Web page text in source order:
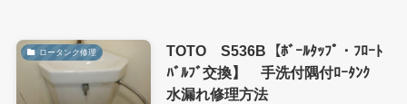
ロータンク修理
TOTO S536B【ﾎﾞｰﾙﾀｯﾌﾟ・ﾌﾛｰﾄ
ﾊﾞﾙﾌﾞ交換】 手洗付隅付ﾛｰﾀﾝｸ
水漏れ修理方法